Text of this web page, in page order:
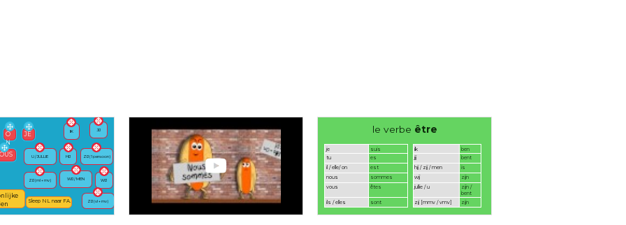
Sleep NL naar FA.
IK JIJ
HIJ ZIJ (1 persoon)
WIJ / MEN WIJ
U / JULLIE
ZIJ (ml + mv)
ZIJ (vl + mv)
JE
O
N
le verbe être
je
suis
tu
es
il / elle/ on
est
nous
sommes
vous
êtes
ils / elles sont
ik
ben
jij
bent
hij / zij / men
is
wij
zijn
jullie / u
zijn /
bent
zij [mmv / vmv]
zijn